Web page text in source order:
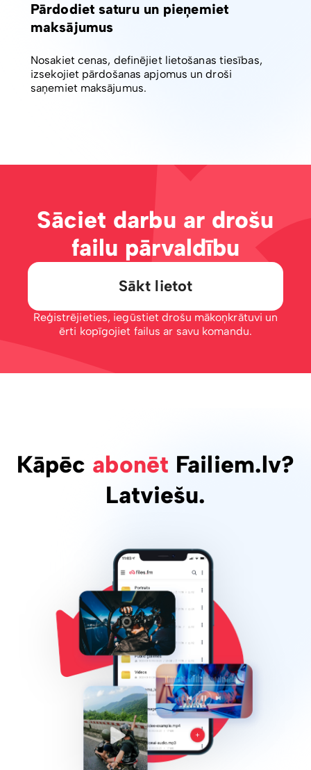
Pārdodiet saturu un pieņemiet
maksājumus
Nosakiet cenas, definējiet lietošanas tiesības,
izsekojiet pārdošanas apjomus un droši
saņemiet maksājumus.
Sāciet darbu ar drošu
failu pārvaldību
Sākt lietot
Reģistrējieties, iegūstiet drošu mākoņkrātuvi un
ērti kopīgojiet failus ar savu komandu.
Kāpēc abonēt Failiem.lv?
Latviešu.